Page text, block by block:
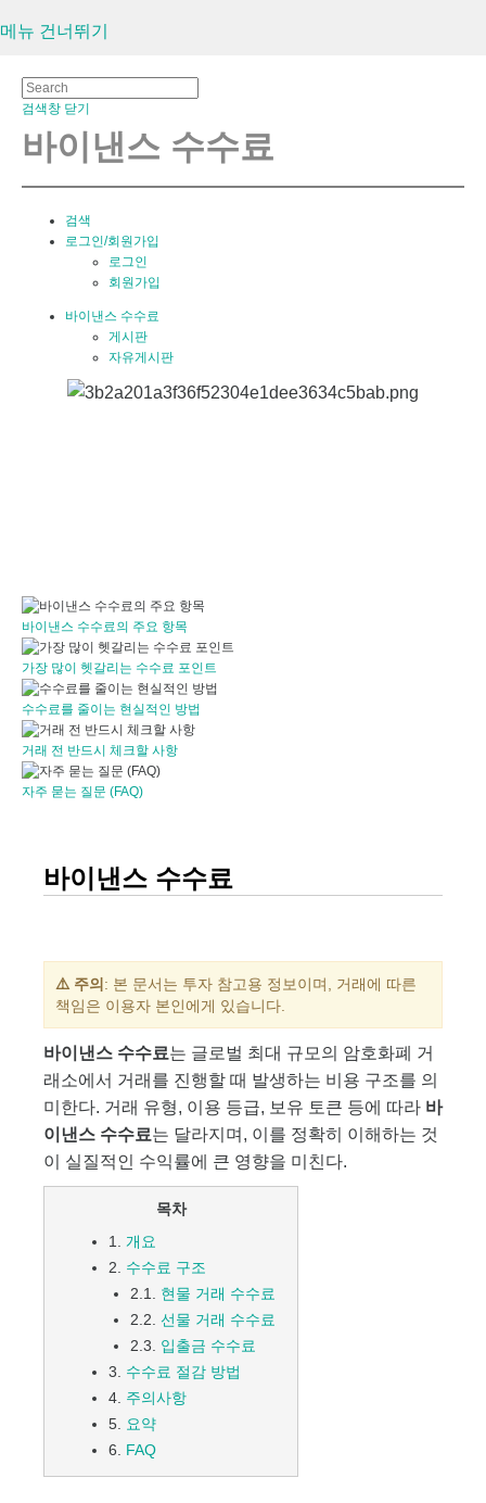
메뉴 건너뛰기
검색창 닫기
바이낸스 수수료
검색
로그인/회원가입
로그인
회원가입
바이낸스 수수료
게시판
자유게시판
바이낸스 수수료의 주요 항목
가장 많이 헷갈리는 수수료 포인트
수수료를 줄이는 현실적인 방법
거래 전 반드시 체크할 사항
자주 묻는 질문 (FAQ)
바이낸스 수수료
⚠️ 주의 : 본 문서는 투자 참고용 정보이며, 거래에 따른
책임은 이용자 본인에게 있습니다.
바이낸스 수수료는 글로벌 최대 규모의 암호화폐 거
래소에서 거래를 진행할 때 발생하는 비용 구조를 의
미한다. 거래 유형, 이용 등급, 보유 토큰 등에 따라 바
이낸스 수수료는 달라지며, 이를 정확히 이해하는 것
이 실질적인 수익률에 큰 영향을 미친다.
목차
1.개요
2. 수수료 구조
2.1. 현물 거래 수수료
2.2.선물 거래 수수료
2.3. 입출금 수수료
3. 수수료 절감 방법
4. 주의사항
5. 요약
6. FAQ